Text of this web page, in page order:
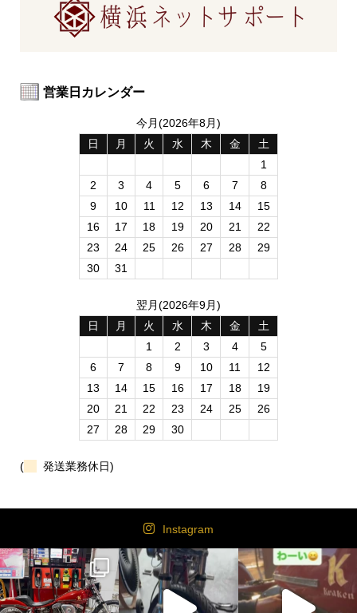
営業日カレンダー
今月(2026年8月)
日
月 火 水 木 金
土
1
2
3 4 5 6 7
8
9
10 11 12 13 14
15
16
17 18 19 20 21
22
23
24 25 26 27 28
29
30
31
翌月(2026年9月)
日
月 火 水 木 金
土
1
2 3 4
5
6
7 8 9 10 11
12
13
14 15 16 17 18
19
20
21 22 23 24 25
26
27
28 29 30
( 発送業務休日)
Instagram